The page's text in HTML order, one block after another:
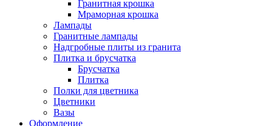
Гранитная крошка
Мраморная крошка
Лампады
Гранитные лампады
Надгробные плиты из гранита
Плитка и брусчатка
Брусчатка
Плитка
Полки для цветника
Цветники
Вазы
Оформление